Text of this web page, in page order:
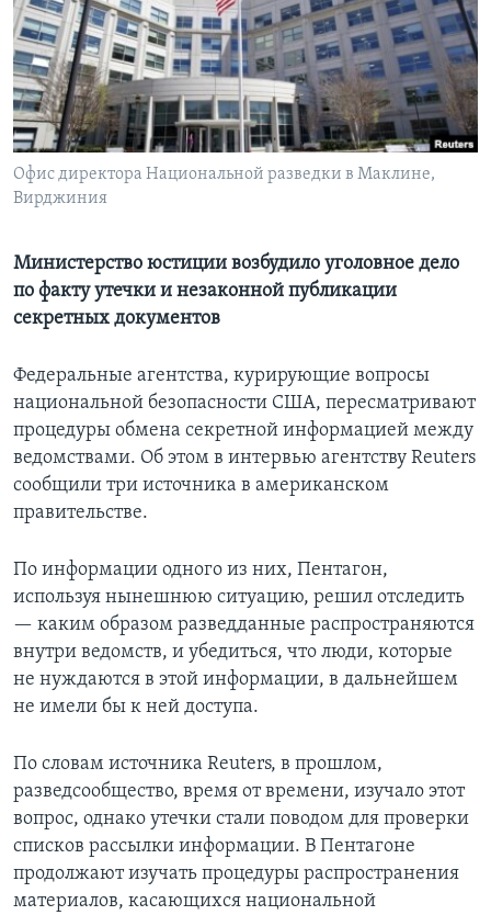
Learning English
СОЦИАЛЬНЫЕ СЕТИ
Языки
Офис директора Национальной разведки в Маклине,
Вирджиния
Министерство юстиции возбудило уголовное дело
по факту утечки и незаконной публикации
секретных документов
Федеральные агентства, курирующие вопросы
национальной безопасности США, пересматривают
процедуры обмена секретной информацией между
ведомствами. Об этом в интервью агентству Reuters
сообщили три источника в американском
правительстве.
По информации одного из них, Пентагон,
используя нынешнюю ситуацию, решил отследить
— каким образом разведданные распространяются
внутри ведомств, и убедиться, что люди, которые
не нуждаются в этой информации, в дальнейшем
не имели бы к ней доступа.
По словам источника Reuters, в прошлом,
разведсообщество, время от времени, изучало этот
вопрос, однако утечки стали поводом для проверки
списков рассылки информации. В Пентагоне
продолжают изучать процедуры распространения
материалов, касающихся национальной